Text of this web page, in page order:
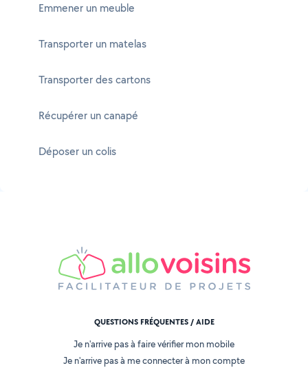
Emmener un meuble
Transporter un matelas
Transporter des cartons
Récupérer un canapé
Déposer un colis
QUESTIONS FRÉQUENTES / AIDE
Je n'arrive pas à faire vérifier mon mobile
Je n'arrive pas à me connecter à mon compte